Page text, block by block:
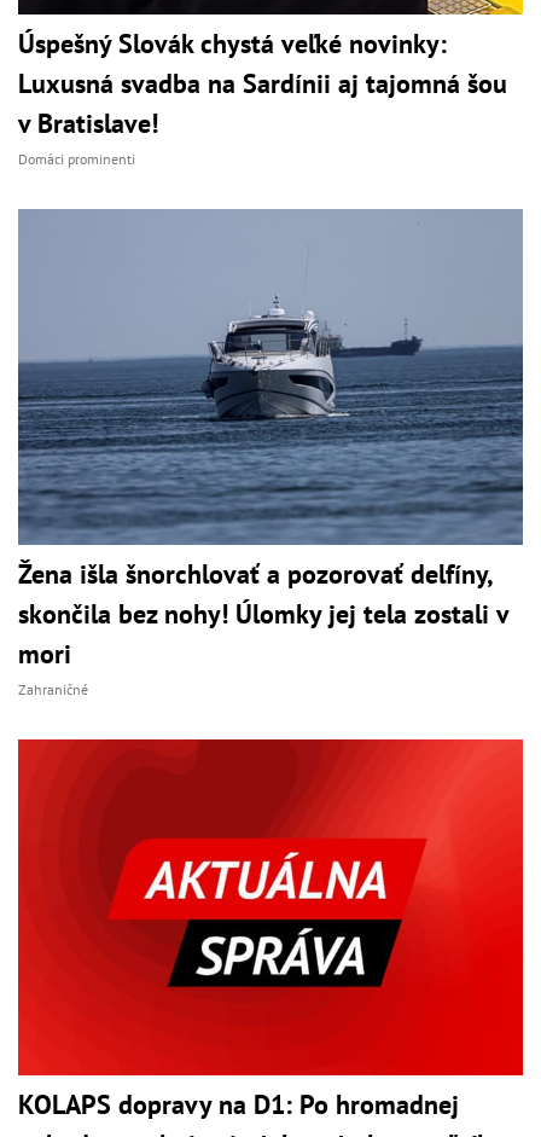
Úspešný Slovák chystá veľké novinky:
Luxusná svadba na Sardínii aj tajomná šou
v Bratislave!
Domáci prominenti
Žena išla šnorchlovať a pozorovať delfíny,
skončila bez nohy! Úlomky jej tela zostali v
mori
Zahraničné
KOLAPS dopravy na D1: Po hromadnej